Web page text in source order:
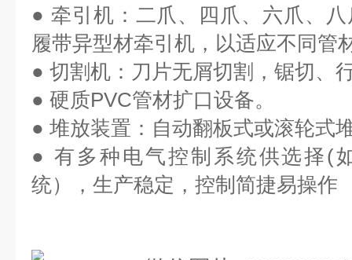
● 牵引机：二爪、四爪、六爪、
履带异型材牵引机，以适应不同管
● 切割机：刀片无屑切割，锯切、
● 硬质PVC管材扩口设备。
● 堆放装置：自动翻板式或滚轮式
● 有多种电气控制系统供选择(
统），生产稳定，控制简捷易操作